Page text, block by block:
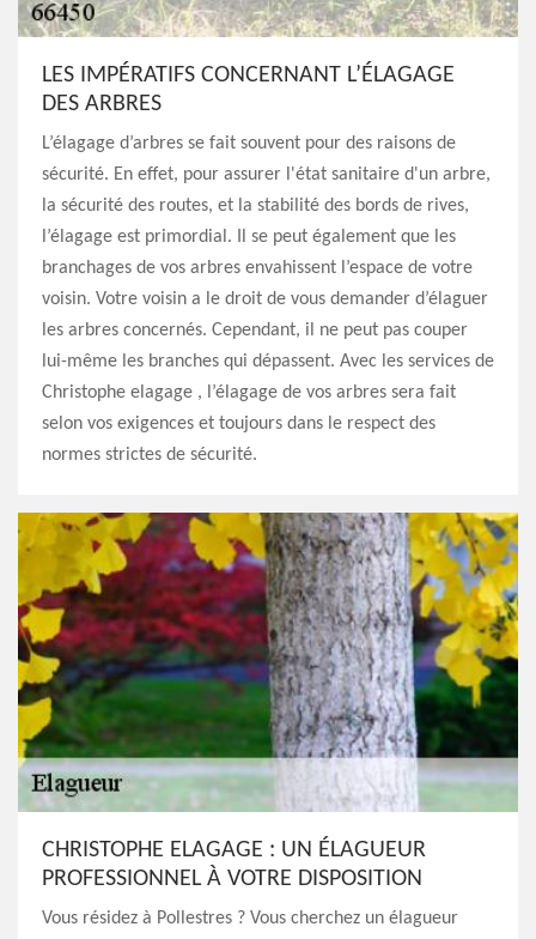
LES IMPÉRATIFS CONCERNANT L’ÉLAGAGE
DES ARBRES
L’élagage d’arbres se fait souvent pour des raisons de
sécurité. En effet, pour assurer l'état sanitaire d'un arbre,
la sécurité des routes, et la stabilité des bords de rives,
l’élagage est primordial. Il se peut également que les
branchages de vos arbres envahissent l’espace de votre
voisin. Votre voisin a le droit de vous demander d’élaguer
les arbres concernés. Cependant, il ne peut pas couper
lui-même les branches qui dépassent. Avec les services de
Christophe elagage , l’élagage de vos arbres sera fait
selon vos exigences et toujours dans le respect des
normes strictes de sécurité.
CHRISTOPHE ELAGAGE : UN ÉLAGUEUR
PROFESSIONNEL À VOTRE DISPOSITION
Vous résidez à Pollestres ? Vous cherchez un élagueur